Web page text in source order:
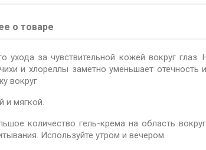
о товаре
ухода за чувствительной кожей вокруг
и хлореллы заметно уменьшает
вокруг
и мягкой.
количество гель-крема на область
Используйте утром и вечером.